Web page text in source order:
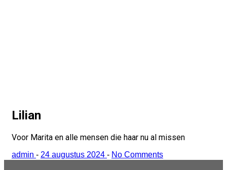
Lilian
Voor Marita en alle mensen die haar nu al missen
admin - 24 augustus 2024 - No Comments